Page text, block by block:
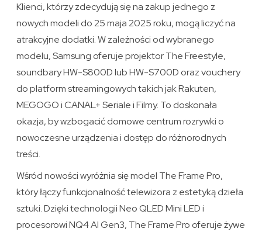
Klienci, którzy zdecydują się na zakup jednego z
nowych modeli do 25 maja 2025 roku, mogą liczyć na
atrakcyjne dodatki. W zależności od wybranego
modelu, Samsung oferuje projektor The Freestyle,
soundbary HW-S800D lub HW-S700D oraz vouchery
do platform streamingowych takich jak Rakuten,
MEGOGO i CANAL+ Seriale i Filmy. To doskonała
okazja, by wzbogacić domowe centrum rozrywki o
nowoczesne urządzenia i dostęp do różnorodnych
treści.
Wśród nowości wyróżnia się model The Frame Pro,
który łączy funkcjonalność telewizora z estetyką dzieła
sztuki. Dzięki technologii Neo QLED Mini LED i
procesorowi NQ4 AI Gen3, The Frame Pro oferuje żywe